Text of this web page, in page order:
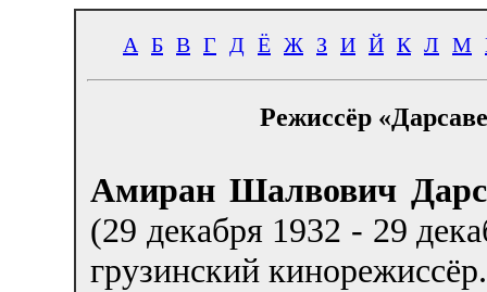
А Б В Г Д Ё Ж З И Й К Л М
Режиссёр
Амиран Шалвович
(29 декабря 1932 - 29
грузинский кинорежиссёр.